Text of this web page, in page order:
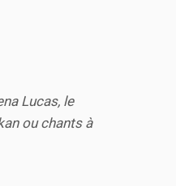
Lucas, le
ou chants à